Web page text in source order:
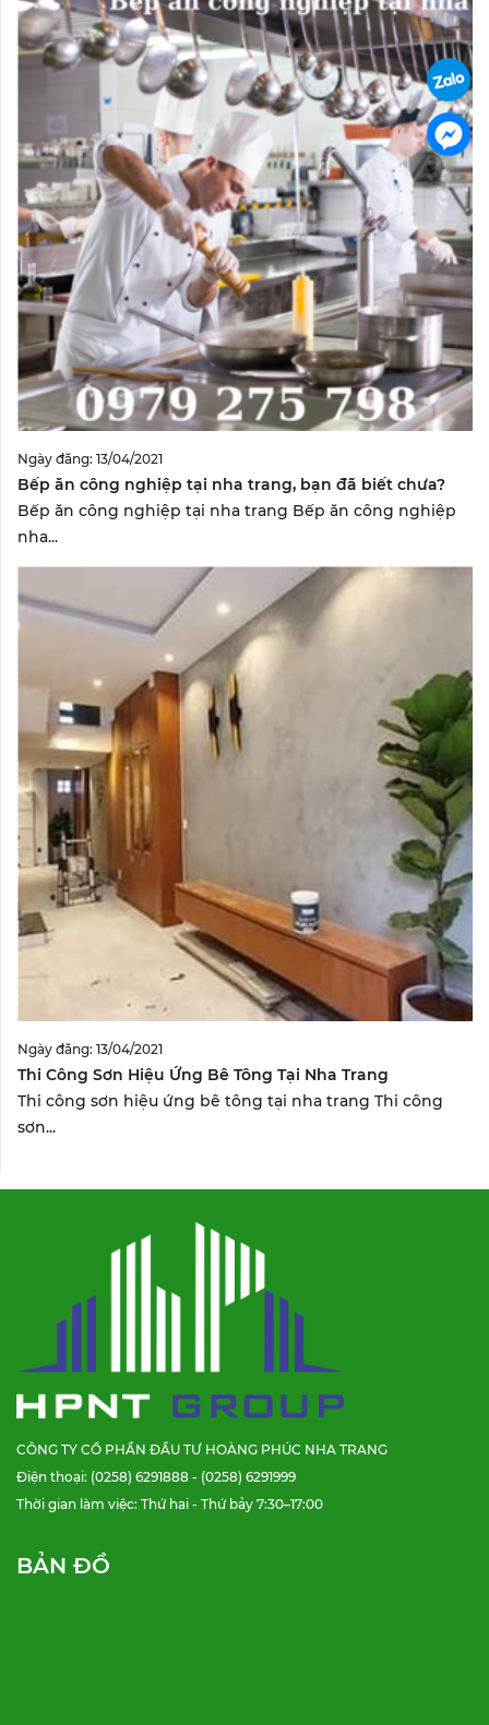
Ngày đăng: 13/04/2021
Bếp ăn công nghiệp tại nha trang, bạn đã biết chưa?
Bếp ăn công nghiệp tại nha trang Bếp ăn công nghiệp
nha...
Ngày đăng: 13/04/2021
Thi Công Sơn Hiệu Ứng Bê Tông Tại Nha Trang
Thi công sơn hiệu ứng bê tông tại nha trang Thi công
sơn...
CÔNG TY CỔ PHẦN ĐẦU TƯ HOÀNG PHÚC NHA TRANG
Điện thoại: (0258) 6291888 - (0258) 6291999
Thời gian làm việc: Thứ hai - Thứ bảy 7:30–17:00
BẢN ĐỒ